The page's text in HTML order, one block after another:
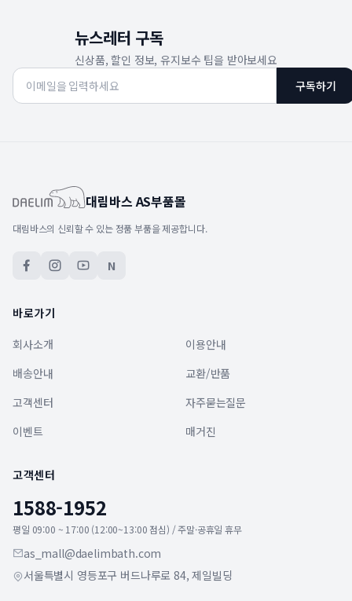
뉴스레터 구독
신상품, 할인 정보, 유지보수 팁을 받아보세요
구독하기
대림바스 AS부품몰
대림바스의 신뢰할 수 있는 정품 부품을 제공합니다.
N
바로가기
회사소개
이용안내
배송안내
교환/반품
고객센터
자주묻는질문
이벤트
매거진
고객센터
1588-1952
평일 09:00 ~ 17:00 (12:00~13:00 점심) / 주말·공휴일 휴무
as_mall@daelimbath.com
서울특별시 영등포구 버드나루로 84, 제일빌딩